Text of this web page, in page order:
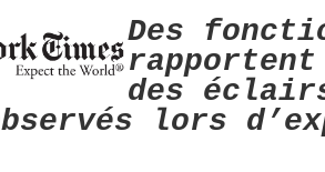
Des
des
lors